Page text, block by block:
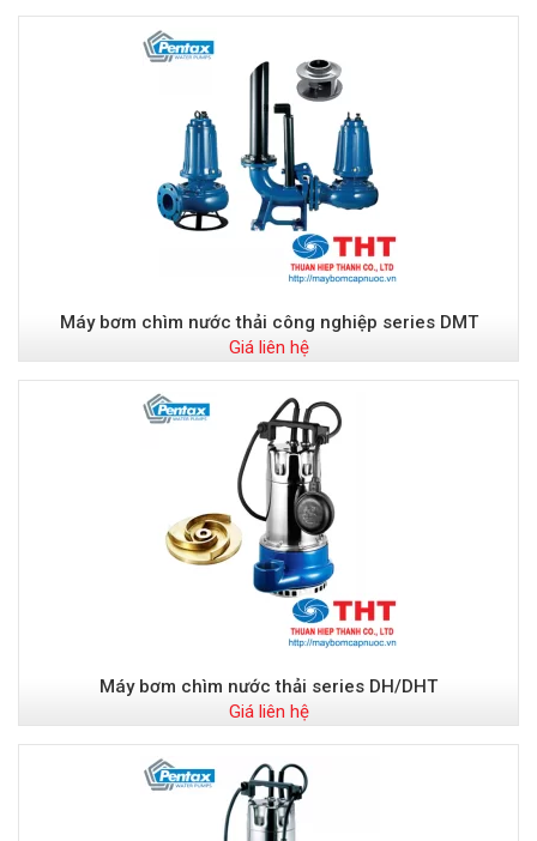
Máy bơm chìm nước thải công nghiệp series DMT
Giá liên hệ
Máy bơm chìm nước thải series DH/DHT
Giá liên hệ